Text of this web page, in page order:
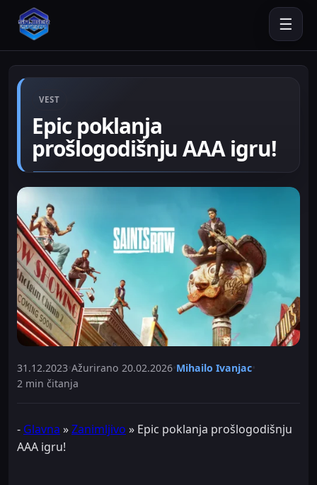
☰
VEST
Epic poklanja
prošlogodišnju AAA igru!
31.12.2023 Ažurirano 20.02.2026 Mihailo Ivanjac
2 min čitanja
- Glavna »Zanimljivo » Epic poklanja prošlogodišnju
AAA igru!